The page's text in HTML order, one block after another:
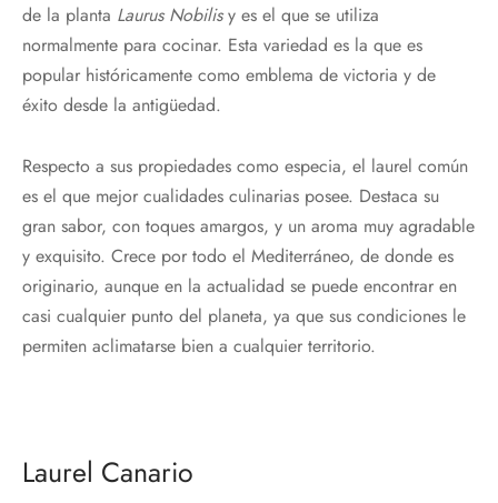
de la planta Laurus Nobilisy es el que se utiliza
normalmente para cocinar. Esta variedad es la que es
popular históricamente como emblema de victoria y de
éxito desde la antigüedad.
Respecto a sus propiedades como especia, el laurel común
es el que mejor cualidades culinarias posee. Destaca su
gran sabor, con toques amargos, y un aroma muy agradable
y exquisito. Crece por todo el Mediterráneo, de donde es
originario, aunque en la actualidad se puede encontrar en
casi cualquier punto del planeta, ya que sus condiciones le
permiten aclimatarse bien a cualquier territorio.
Laurel Canario